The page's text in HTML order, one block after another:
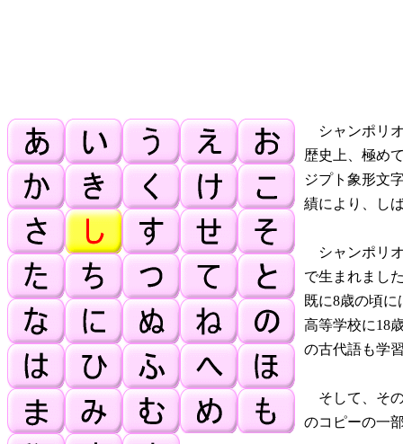
シャンポリ
歴史上、極め
ジプト象形文
績により、し
シャンポリ
で生まれまし
既に8歳の頃
高等学校に18
の古代語も学
そして、そ
のコピーの一